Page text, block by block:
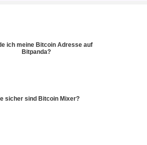
ich meine Bitcoin Adresse auf
Bitpanda?
sicher sind Bitcoin Mixer?